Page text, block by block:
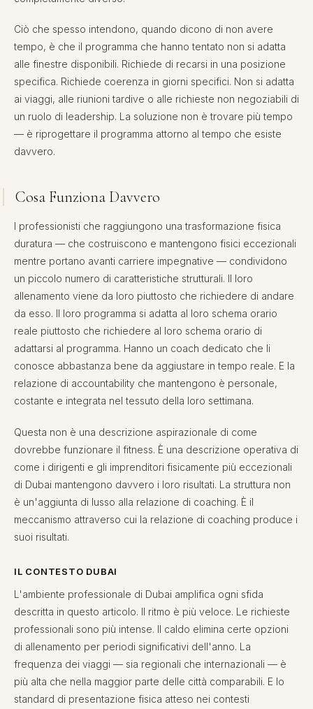
Ciò che spesso intendono, quando dicono di non avere
tempo, è che il programma che hanno tentato non si adatta
alle finestre disponibili. Richiede di recarsi in una posizione
specifica. Richiede coerenza in giorni specifici. Non si adatta
ai viaggi, alle riunioni tardive o alle richieste non negoziabili di
un ruolo di leadership. La soluzione non è trovare più tempo
— è riprogettare il programma attorno al tempo che esiste
davvero.
Cosa Funziona Davvero
I professionisti che raggiungono una trasformazione fisica
duratura — che costruiscono e mantengono fisici eccezionali
mentre portano avanti carriere impegnative — condividono
un piccolo numero di caratteristiche strutturali. Il loro
allenamento viene da loro piuttosto che richiedere di andare
da esso. Il loro programma si adatta al loro schema orario
reale piuttosto che richiedere al loro schema orario di
adattarsi al programma. Hanno un coach dedicato che li
conosce abbastanza bene da aggiustare in tempo reale. E la
relazione di accountability che mantengono è personale,
costante e integrata nel tessuto della loro settimana.
Questa non è una descrizione aspirazionale di come
dovrebbe funzionare il fitness. È una descrizione operativa di
come i dirigenti e gli imprenditori fisicamente più eccezionali
di Dubai mantengono davvero i loro risultati. La struttura non
è un'aggiunta di lusso alla relazione di coaching. È il
meccanismo attraverso cui la relazione di coaching produce i
suoi risultati.
IL CONTESTO DUBAI
L'ambiente professionale di Dubai amplifica ogni sfida
descritta in questo articolo. Il ritmo è più veloce. Le richieste
professionali sono più intense. Il caldo elimina certe opzioni
di allenamento per periodi significativi dell'anno. La
frequenza dei viaggi — sia regionali che internazionali — è
più alta che nella maggior parte delle città comparabili. E lo
standard di presentazione fisica atteso nei contesti